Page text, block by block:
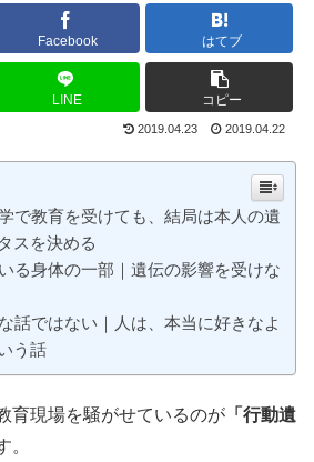
Facebook はてブ
LINE コピー
2019.04.23 2019.04.22
で教育を受けても、結局は本人の遺
スを決める
る身体の一部｜遺伝の影響を受けな
話ではない｜人は、本当に好きなよ
う話
育現場を騒がせているのが 「行動遺
。